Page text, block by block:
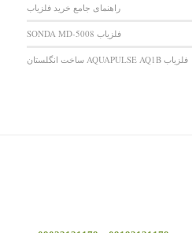
راهنمای جامع خرید فلزیاب
فلزیاب SONDA MD-5008
فلزیاب AQUAPULSE AQ1B ساخت انگلستان